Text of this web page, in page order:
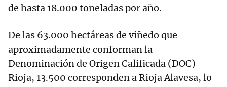
de hasta 18.000 toneladas por año.
De las 63.000 hectáreas de viñedo que
aproximadamente conforman la
Denominación de Origen Calificada (DOC)
Rioja, 13.500 corresponden a Rioja Alavesa, lo